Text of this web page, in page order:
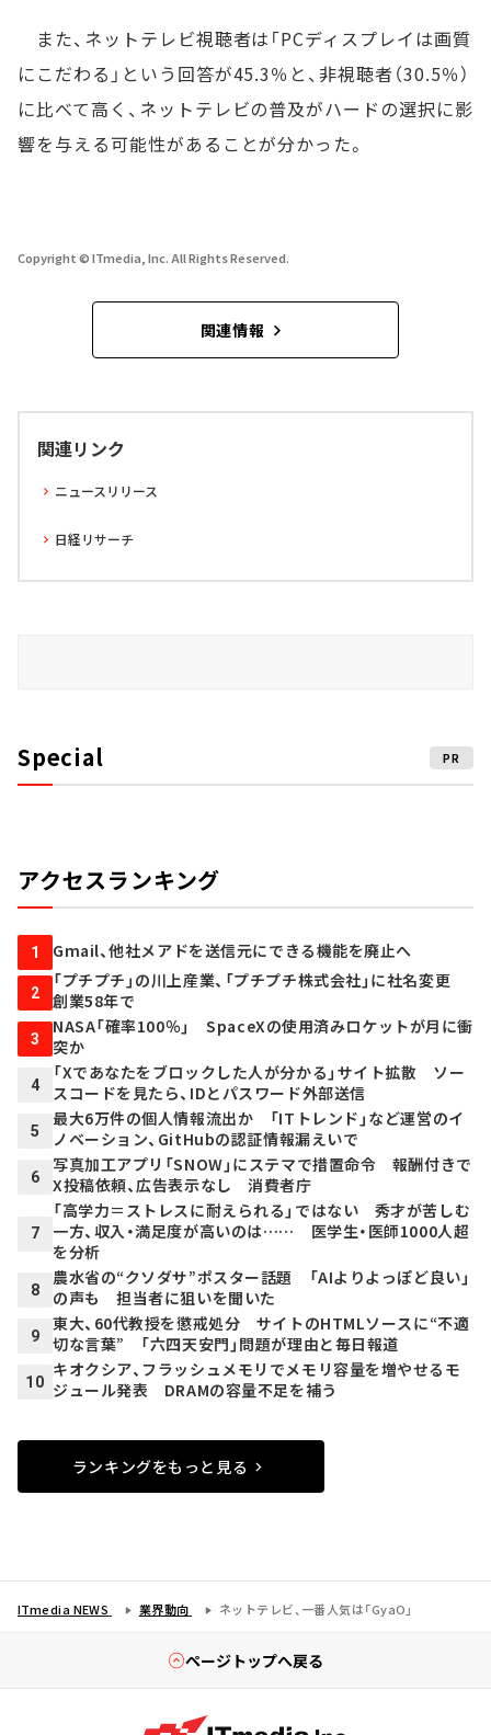
また、ネットテレビ視聴者は「PCディスプレイは画質
にこだわる」という回答が45.3％と、非視聴者（30.5％）
に比べて高く、ネットテレビの普及がハードの選択に影
響を与える可能性があることが分かった。
Copyright © ITmedia, Inc. All Rights Reserved.
関連情報
関連リンク
ニュースリリース
日経リサーチ
Special PR
アクセスランキング
1 Gmail、他社メアドを送信元にできる機能を廃止へ
2
「プチプチ」の川上産業、「プチプチ株式会社」に社名変更
創業58年で
3
NASA「確率100％」 SpaceXの使用済みロケットが月に衝
突か
4
「Xであなたをブロックした人が分かる」サイト拡散 ソー
スコードを見たら、IDとパスワード外部送信
5
最大6万件の個人情報流出か 「ITトレンド」など運営のイ
ノベーション、GitHubの認証情報漏えいで
6
写真加工アプリ「SNOW」にステマで措置命令 報酬付きで
X投稿依頼、広告表示なし 消費者庁
7
「高学力＝ストレスに耐えられる」ではない 秀才が苦しむ
一方、収入・満足度が高いのは…… 医学生・医師1000人超
を分析
8
農水省の“クソダサ”ポスター話題 「AIよりよっぽど良い」
の声も 担当者に狙いを聞いた
9
東大、60代教授を懲戒処分 サイトのHTMLソースに“不適
切な言葉” 「六四天安門」問題が理由と毎日報道
10
キオクシア、フラッシュメモリでメモリ容量を増やせるモ
ジュール発表 DRAMの容量不足を補う
ランキングをもっと見る
ITmedia NEWS 業界動向 ネットテレビ、一番人気は「GyaO」
ページトップへ戻る